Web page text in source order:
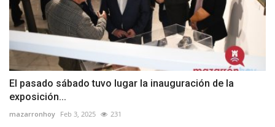
El pasado sábado tuvo lugar la inauguración de la
exposición...
mazarronhoy Feb 3, 2025 231